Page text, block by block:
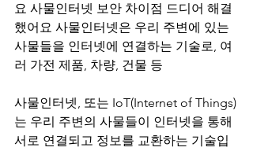
요 사물인터넷 보안 차이점 드디어 해결
했어요 사물인터넷은 우리 주변에 있는
사물들을 인터넷에 연결하는 기술로, 여
러 가전 제품, 차량, 건물 등
사물인터넷, 또는 IoT(Internet of Things)
는 우리 주변의 사물들이 인터넷을 통해
서로 연결되고 정보를 교환하는 기술입